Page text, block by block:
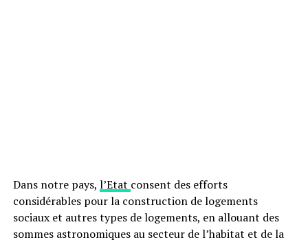
Dans notre pays, l’Etat consent des efforts
considérables pour la construction delogements
sociaux et autres types de logements, en allouant des
sommes astronomiques au secteur de l’habitat et de la